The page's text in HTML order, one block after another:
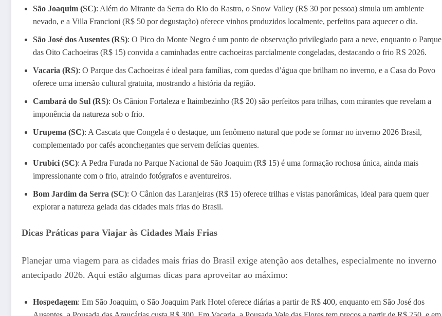
São Joaquim (SC): Além do Mirante da Serra do Rio do Rastro, o Snow Valley (R$ 30 por pessoa) simula um ambiente
nevado, e a Villa Francioni (R$ 50 por degustação) oferece vinhos produzidos localmente, perfeitos para aquecer o dia.
São José dos Ausentes (RS): O Pico do Monte Negro é um ponto de observação privilegiado para a neve, enquanto o Parque
das Oito Cachoeiras (R$ 15) convida a caminhadas entre cachoeiras parcialmente congeladas, destacando o frio RS 2026.
Vacaria (RS): O Parque das Cachoeiras é ideal para famílias, com quedas d’água que brilham no inverno, e a Casa do Povo
oferece uma imersão cultural gratuita, mostrando a história da região.
Cambará do Sul (RS): Os Cânion Fortaleza e Itaimbezinho (R$ 20) são perfeitos para trilhas, com mirantes que revelam a
imponência da natureza sob o frio.
Urupema (SC): A Cascata que Congela é o destaque, um fenômeno natural que pode se formar no inverno 2026 Brasil,
complementado por cafés aconchegantes que servem delícias quentes.
Urubici (SC): A Pedra Furada no Parque Nacional de São Joaquim (R$ 15) é uma formação rochosa única, ainda mais
impressionante com o frio, atraindo fotógrafos e aventureiros.
Bom Jardim da Serra (SC): O Cânion das Laranjeiras (R$ 15) oferece trilhas e vistas panorâmicas, ideal para quem quer
explorar a natureza gelada das cidades mais frias do Brasil.
Dicas Práticas para Viajar às Cidades Mais Frias
Planejar uma viagem para as cidades mais frias do Brasil exige atenção aos detalhes, especialmente no inverno
antecipado 2026. Aqui estão algumas dicas para aproveitar ao máximo:
Hospedagem: Em São Joaquim, o São Joaquim Park Hotel oferece diárias a partir de R$ 400, enquanto em São José dos